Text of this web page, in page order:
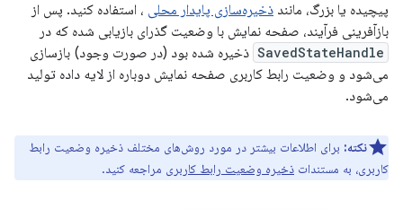
پیچیده یا بزرگ، مانند ذخیره‌سازی پایدار محلی ، استفاده کنید. پس از
بازآفرینی فرآیند، صفحه نمایش با وضعیت گذرای بازیابی شده که در
SavedStateHandle ذخیره شده بود (در صورت وجود) بازسازی
می‌شود و وضعیت رابط کاربری صفحه نمایش دوباره از لایه داده تولید
می‌شود.
نکته: برای اطلاعات بیشتر در مورد روش‌های مختلف ذخیره وضعیت رابط
کاربری، به مستندات ذخیره وضعیت رابط کاربری مراجعه کنید.